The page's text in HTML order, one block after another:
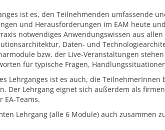
ist es, den Teilnehmenden umfassende
und Herausforderungen im EAM heute
notwendiges Anwendungswissen aus
Daten- und
bzw. der Live-Veranstaltungen
für typische Fragen,
Lehrganges ist es auch, die
Der Lehrgang eignet sich außerdem als
Teams.
Lehrgang (alle 6 Module) auch zusammen